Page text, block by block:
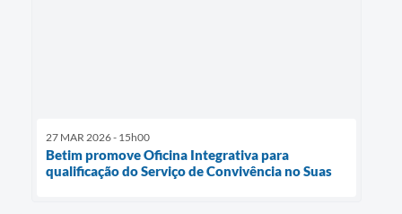
27 MAR 2026 - 15h00
Betim promove Oficina Integrativa para
qualificação do Serviço de Convivência no Suas